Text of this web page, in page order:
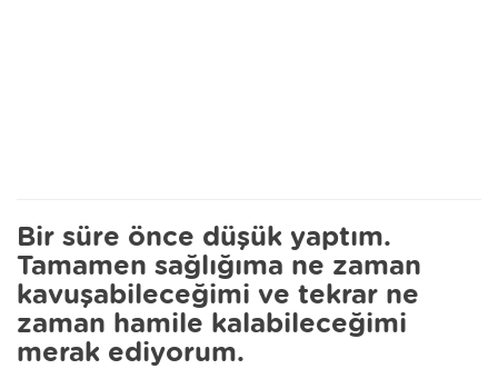
Bir süre önce düşük yaptım.
Tamamen sağlığıma ne zaman
kavuşabileceğimi ve tekrar ne
zaman hamile kalabileceğimi
merak ediyorum.